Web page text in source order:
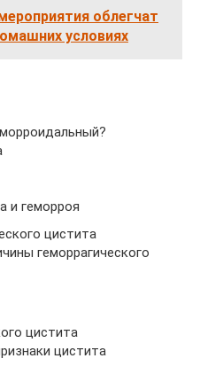
облегчат
условиях
и геморроя
цистита
геморрагического
цистита
цистита